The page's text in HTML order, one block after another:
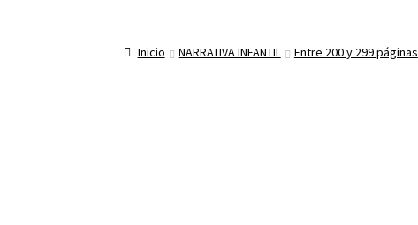
n Inicio NARRATIVA INFANTIL Entre 200 y 299 páginas